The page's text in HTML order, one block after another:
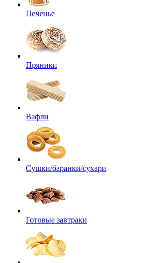
Печенье
Пряники
Вафли
Сушки/баранки/сухари
Готовые завтраки